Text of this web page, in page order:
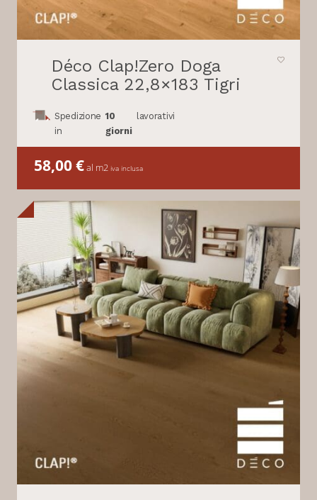
Déco Clap!Zero Doga
Classica 22,8×183 Tigri
Spedizione
in
10
giorni
lavorativi
58,00€al m2 iva inclusa